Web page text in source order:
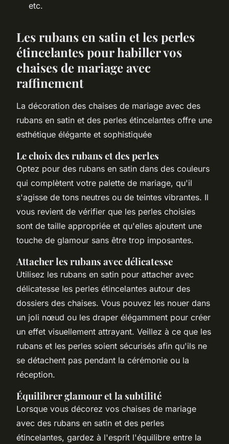
etc.
Les rubans en satin et les perles
étincelantes pour habiller vos
chaises de mariage avec
raffinement
La décoration des chaises de mariage avec des
rubans en satin et des perles étincelantes offre une
esthétique élégante et sophistiquée
Le choix des rubans et des perles
Optez pour des rubans en satin dans des couleurs
qui complètent votre palette de mariage, qu'il
s'agisse de tons neutres ou de teintes vibrantes. Il
vous revient de vérifier que les perles choisies
sont de taille appropriée et qu'elles ajoutent une
touche de glamour sans être trop imposantes.
Attacher les rubans avec délicatesse
Utilisez les rubans en satin pour attacher avec
délicatesse les perles étincelantes autour des
dossiers des chaises. Vous pouvez les nouer dans
un joli nœud ou les draper élégamment pour créer
un effet visuellement attrayant. Veillez à ce que les
rubans et les perles soient sécurisés afin qu'ils ne
se détachent pas pendant la cérémonie ou la
réception.
Équilibrer glamour et la subtilité
Lorsque vous décorez vos chaises de mariage
avec des rubans en satin et des perles
étincelantes, gardez à l'esprit l'équilibre entre la